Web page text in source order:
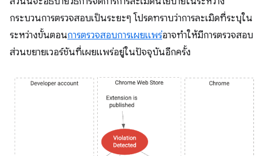
กระบวนการตรวจสอบเป็นระยะๆ โปรดทราบว่าการละเมิดที่ระบุใน
ระหว่างขั้นตอนการตรวจสอบการเผยแพร่อาจทำให้มีการตรวจสอบ
ส่วนขยายเวอร์ชันที่เผยแพร่อยู่ในปัจจุบันอีกครั้ง